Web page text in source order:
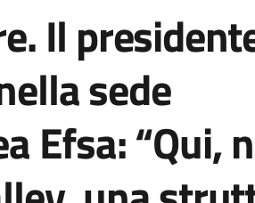
Il
sede
Efsa: “Qui,